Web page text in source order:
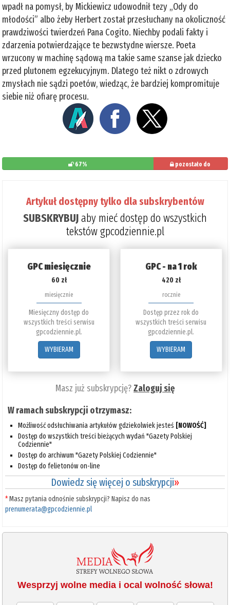
wpadł na pomysł, by Mickiewicz udowodnił tezy „Ody do
młodości” albo żeby Herbert został przesłuchany na okoliczność
prawdziwości twierdzeń Pana Cogito. Niechby podali fakty i
zdarzenia potwierdzające te bezwstydne wiersze. Poeta
wrzucony w machinę sądową ma takie same szanse jak dziecko
przed plutonem egzekucyjnym. Dlatego też nikt o zdrowych
zmysłach nie sądzi poetów, wiedząc, że bardziej kompromituje
siebie niż ofiarę procesu.
67%
pozostało do
Artykuł dostępny tylko dla subskrybentów
SUBSKRYBUJaby mieć dostęp do wszystkich
tekstów gpcodziennie.pl
GPC miesięcznie
60 zł
miesięcznie
Miesięczny dostęp do
wszystkich treści serwisu
gpcodziennie.pl.
WYBIERAM
GPC - na 1 rok
420 zł
rocznie
Dostęp przez rok do
wszystkich treści serwisu
gpcodziennie.pl.
WYBIERAM
Masz już subskrypcję?Zaloguj się
W ramach subskrypcji otrzymasz:
Możliwość odsłuchiwania artykułów gdziekolwiek jesteś [NOWOŚĆ]
Dostęp do wszystkich treści bieżących wydań "Gazety Polskiej
Codziennie"
Dostęp do archiwum "Gazety Polskiej Codziennie"
Dostęp do felietonów on-line
Dowiedz się więcej o subskrypcji»
*Masz pytania odnośnie subskrypcji? Napisz do nas
prenumerata@gpcodziennie.pl
Wesprzyj wolne media i ocal wolność słowa!